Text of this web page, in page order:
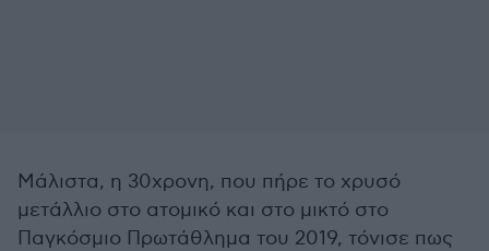
Μάλιστα, η 30χρονη, που πήρε το χρυσό
μετάλλιο στο ατομικό και στο μικτό στο
Παγκόσμιο Πρωτάθλημα του 2019, τόνισε πως